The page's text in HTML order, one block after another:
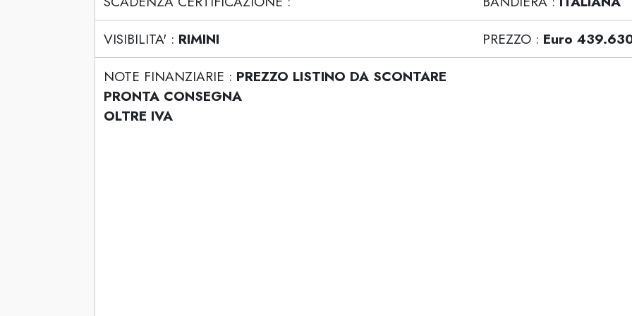
VISIBILITA' : RIMINI PREZZO : Euro
NOTE FINANZIARIE : PREZZO LISTINO DA SCONTARE
PRONTA CONSEGNA
OLTRE IVA